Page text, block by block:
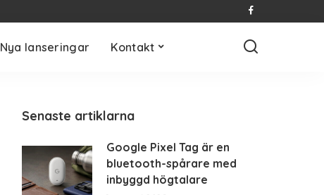
Nya lanseringar Kontakt
Senaste artiklarna
Google Pixel Tag är en
bluetooth-spårare med
inbyggd högtalare